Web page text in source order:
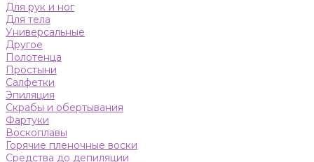
Для рук и ног
Для тела
Универсальные
Другое
Полотенца
Простыни
Салфетки
Эпиляция
Скрабы и обертывания
Фартуки
Воскоплавы
Горячие пленочные воски
Средства до депиляции